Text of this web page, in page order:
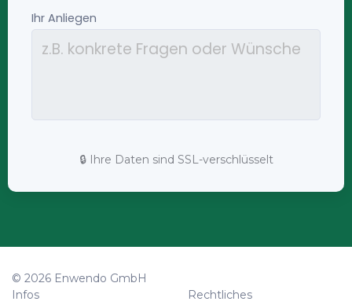
🔒 Ihre Daten sind SSL-verschlüsselt
© 2026 Enwendo GmbH
Infos
Rechtliches